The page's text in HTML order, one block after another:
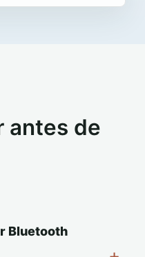
antes de
Bluetooth